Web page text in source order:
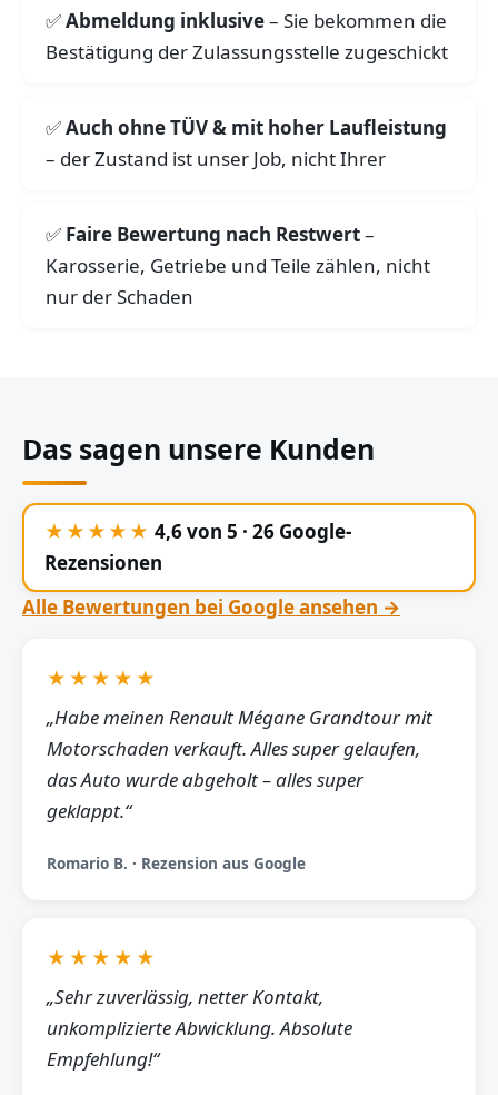
Abmeldung inklusive– Sie bekommen die
Bestätigung der Zulassungsstelle zugeschickt
Auch ohne TÜV & mit hoher Laufleistung
– der Zustand ist unser Job, nicht Ihrer
Faire Bewertung nach Restwert–
Karosserie, Getriebe und Teile zählen, nicht
nur der Schaden
Das sagen unsere Kunden
★★★★★ 4,6 von 5 · 26 Google-
Rezensionen
Alle Bewertungen bei Google ansehen →
★★★★★
„Habe meinen Renault Mégane Grandtour mit
Motorschaden verkauft. Alles super gelaufen,
das Auto wurde abgeholt – alles super
geklappt.“
Romario B. · Rezension aus Google
★★★★★
„Sehr zuverlässig, netter Kontakt,
unkomplizierte Abwicklung. Absolute
Empfehlung!“